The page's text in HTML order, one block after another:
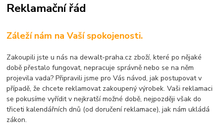
Reklamační řád
Záleží nám na Vaší spokojenosti.
Zakoupili jste u nás na dewalt-praha.cz zboží, které po nějaké
době přestalo fungovat, nepracuje správně nebo se na něm
projevila vada? Připravili jsme pro Vás návod, jak postupovat v
případě, že chcete reklamovat zakoupený výrobek. Vaši reklamaci
se pokusíme vyřídit v nejkratší možné době, nejpozději však do
třiceti kalendářních dnů (od doručení reklamace), jak nám ukládá
zákon.